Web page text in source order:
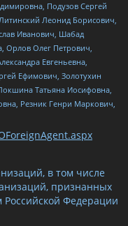
Подузов Сергей
Леонид Борисович,
Иванович, Шабад
Орлов Олег Петрович,
Евгеньевна,
Ефимович, Золотухин
Татьяна Иосифовна,
Резник Генри Маркович,
в том числе
признанных
Российской Федерации